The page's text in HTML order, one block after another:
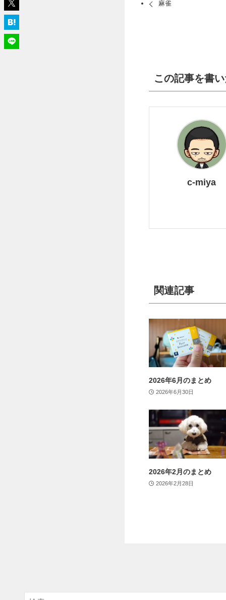
麻雀
この記事を書
c-miya
関連記事
2026年6月のまとめ
2026年6月30日
2026年2月のまとめ
2026年2月28日